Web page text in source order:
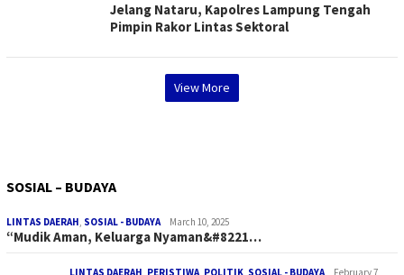
Jelang Nataru, Kapolres Lampung Tengah
Pimpin Rakor Lintas Sektoral
View More
SOSIAL – BUDAYA
LINTAS DAERAH, SOSIAL - BUDAYA March 10, 2025
“Mudik Aman, Keluarga Nyaman&#8221…
LINTAS DAERAH, PERISTIWA, POLITIK, SOSIAL - BUDAYA
February 7,